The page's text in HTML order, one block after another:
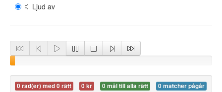
Om TipsXtra.se
Ljud av
0 rad(er) med 0 rätt 0 kr 0 mål till alla rätt
0 matcher pågår